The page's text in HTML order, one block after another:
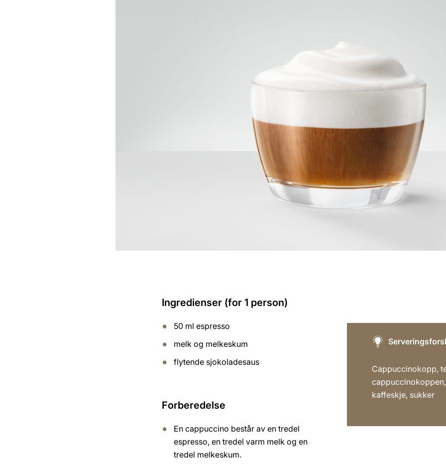
Ingredienser (for 1 person)
50 ml espresso
melk og melkeskum
flytende sjokoladesaus
Forberedelse
En cappuccino består av en tredel
espresso, en tredel varm melk og en
tredel melkeskum.
Cappuccinokopp,
cappuccinokoppen,
kaffeskje, sukker